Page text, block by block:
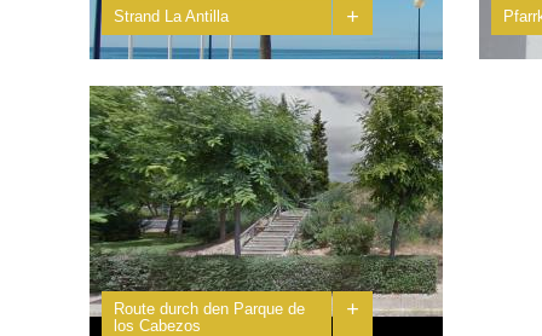
Strand La Antilla +
Dies ist DER Touristenort von Lepe schlechthin.
Sein Aufstieg begann mit dem Touristenboom der
1960er Jahre. La Antilla, der wichtigste...
Route durch den Parque de
los Cabezos
+